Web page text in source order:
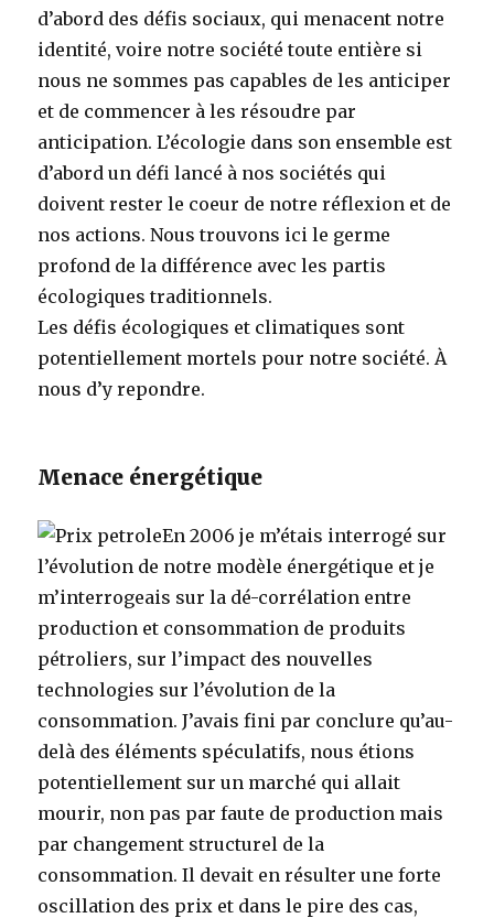
d’abord des défis sociaux, qui menacent notre
identité, voire notre société toute entière si
nous ne sommes pas capables de les anticiper
et de commencer à les résoudre par
anticipation. L’écologie dans son ensemble est
d’abord un défi lancé à nos sociétés qui
doivent rester le coeur de notre réflexion et de
nos actions. Nous trouvons ici le germe
profond de la différence avec les partis
écologiques traditionnels.
Les défis écologiques et climatiques sont
potentiellement mortels pour notre société. À
nous d’y repondre.
Menace énergétique
En 2006 je m’étais interrogé sur
l’évolution de notre modèle énergétique et je
m’interrogeais sur la dé-corrélation entre
production et consommation de produits
pétroliers, sur l’impact des nouvelles
technologies sur l’évolution de la
consommation. J’avais fini par conclure qu’au-
delà des éléments spéculatifs, nous étions
potentiellement sur un marché qui allait
mourir, non pas par faute de production mais
par changement structurel de la
consommation. Il devait en résulter une forte
oscillation des prix et dans le pire des cas,